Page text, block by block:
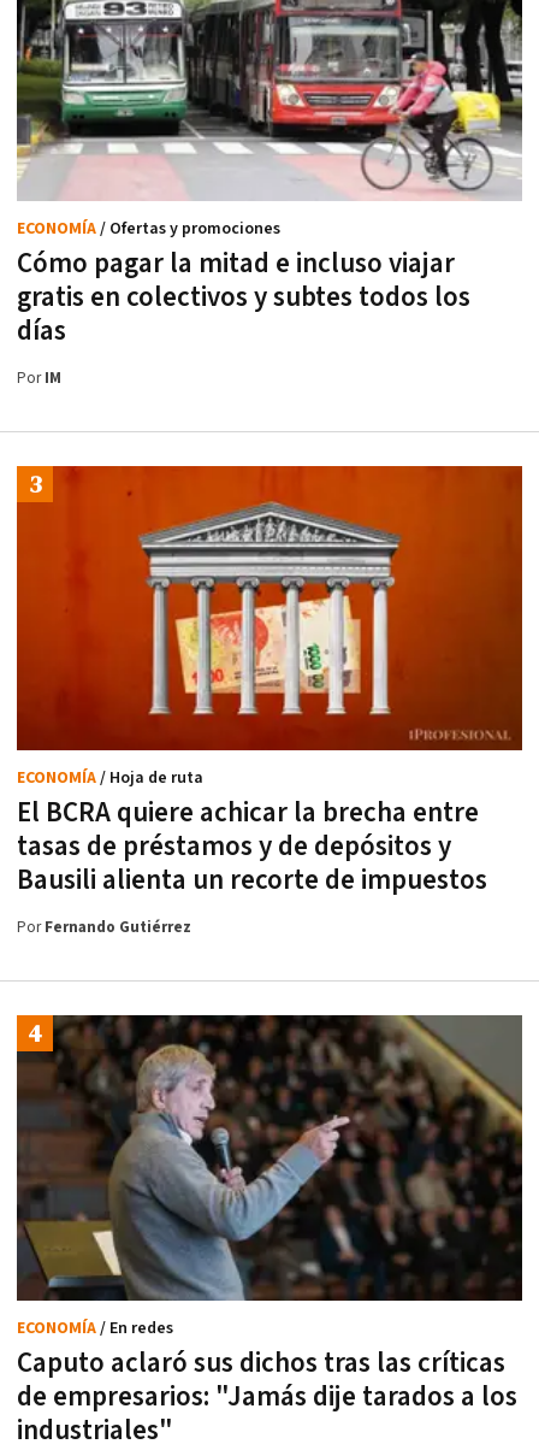
Cómo pagar la mitad e incluso viajar
gratis en colectivos y subtes todos los
días
ECONOMÍA/ Ofertas y promociones
PorIM
El BCRA quiere achicar la brecha entre
tasas de préstamos y de depósitos y
Bausili alienta un recorte de impuestos
ECONOMÍA/ Hoja de ruta
PorFernando Gutiérrez
Caputo aclaró sus dichos tras las críticas
de empresarios: "Jamás dije tarados a los
industriales"
ECONOMÍA/ En redes